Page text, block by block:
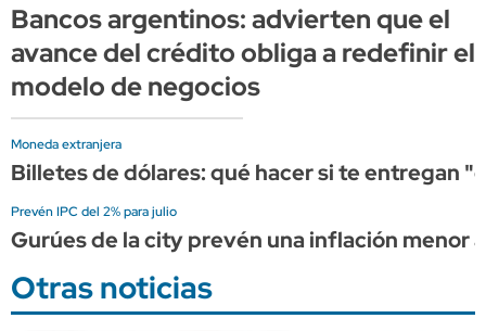
Bancos argentinos: advierten que el
avance del crédito obliga a redefinir el
modelo de negocios
Moneda extranjera
Billetes de dólares: qué hacer si te entregan
Prevén IPC del 2% para julio
Gurúes de la city prevén una inflación menor
Otras noticias